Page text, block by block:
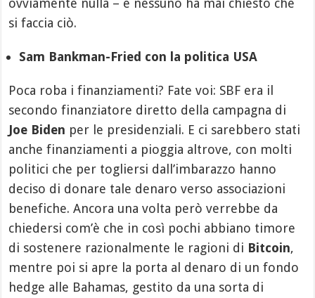
si faccia ciò.
Sam Bankman-Fried con la politica USA
Poca roba i finanziamenti? Fate voi: SBF era il
secondo finanziatore diretto della campagna di
Joe Biden per le presidenziali. E ci sarebbero stati
anche finanziamenti a pioggia altrove, con molti
politici che per togliersi dall’imbarazzo hanno
deciso di donare tale denaro verso associazioni
benefiche. Ancora una volta però verrebbe da
chiedersi com’è che in così pochi abbiano timore
di sostenere razionalmente le ragioni di Bitcoin,
mentre poi si apre la porta al denaro di un fondo
hedge alle Bahamas, gestito da una sorta di